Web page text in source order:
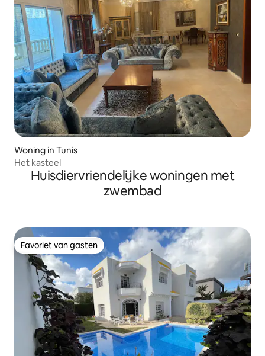
Woning in Tunis
Het kasteel
Huisdiervriendelijke woningen met
zwembad
Favoriet van gasten
Favoriet van gasten